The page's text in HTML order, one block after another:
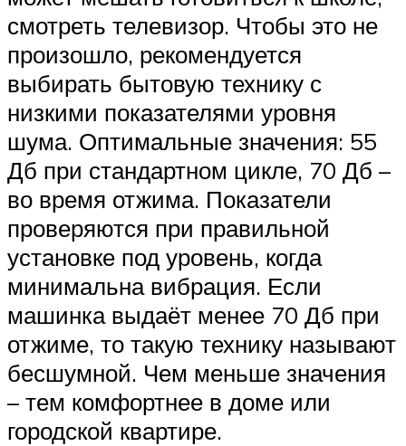
смотреть телевизор. Чтобы это не
произошло, рекомендуется
выбирать бытовую технику с
низкими показателями уровня
шума. Оптимальные значения: 55
Дб при стандартном цикле, 70 Дб –
во время отжима. Показатели
проверяются при правильной
установке под уровень, когда
минимальна вибрация. Если
машинка выдаёт менее 70 Дб при
отжиме, то такую технику называют
бесшумной. Чем меньше значения
– тем комфортнее в доме или
городской квартире.